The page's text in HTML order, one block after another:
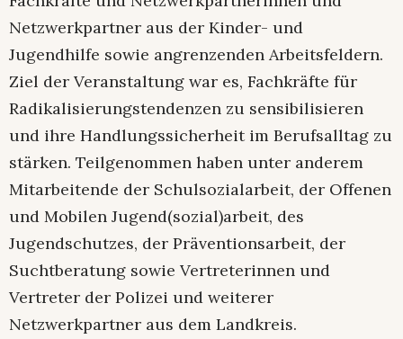
Netzwerkpartner aus der Kinder- und
Jugendhilfe sowie angrenzenden Arbeitsfeldern.
Ziel der Veranstaltung war es, Fachkräfte für
Radikalisierungstendenzen zu sensibilisieren
und ihre Handlungssicherheit im Berufsalltag zu
stärken. Teilgenommen haben unter anderem
Mitarbeitende der Schulsozialarbeit, der Offenen
und Mobilen Jugend(sozial)arbeit, des
Jugendschutzes, der Präventionsarbeit, der
Suchtberatung sowie Vertreterinnen und
Vertreter der Polizei und weiterer
Netzwerkpartner aus dem Landkreis.